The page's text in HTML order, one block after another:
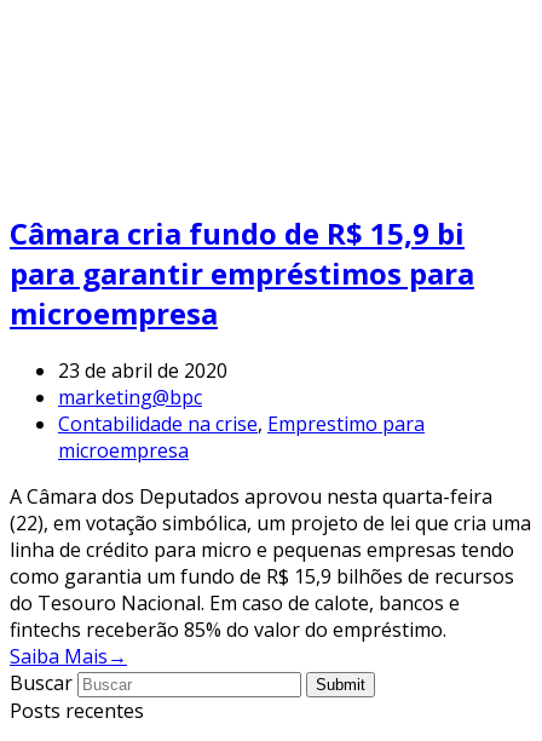
Câmara cria fundo de R$ 15,9 bi
para garantir empréstimos para
microempresa
23 de abril de 2020
marketing@bpc
Contabilidade na crise, Emprestimo para
microempresa
A Câmara dos Deputados aprovou nesta quarta-feira
(22), em votação simbólica, um projeto de lei que cria uma
linha de crédito para micro e pequenas empresas tendo
como garantia um fundo de R$ 15,9 bilhões de recursos
do Tesouro Nacional. Em caso de calote, bancos e
fintechs receberão 85% do valor do empréstimo.
Saiba Mais→
Buscar
Submit
Posts recentes